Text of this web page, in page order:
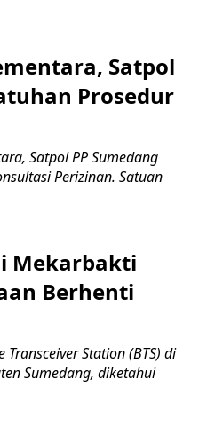
Satpol
Prosedur
Satpol PP Sumedang
Perizinan. Satuan
Mekarbakti
Berhenti
Station (BTS) di
Sumedang, diketahui